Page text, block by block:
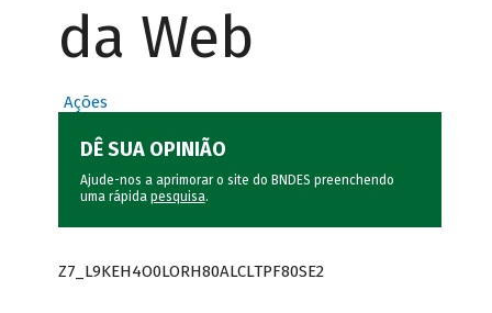
da Web
Ações
DÊ SUA OPINIÃO
Ajude-nos a aprimorar o site do BNDES preenchendo
uma rápida pesquisa.
Z7_L9KEH4O0LORH80ALCLTPF80SE2